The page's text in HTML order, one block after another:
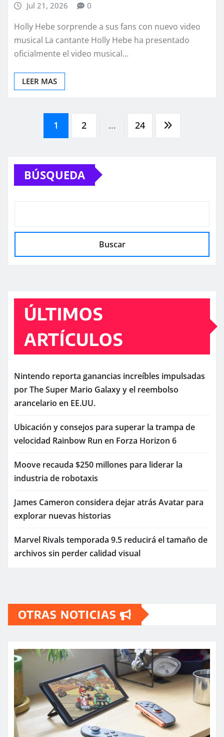
Jul 21, 2026 0
Holly Hebe sorprende a sus fans con nuevo video
musical La cantante Holly Hebe ha presentado
oficialmente el video musical…
LEER MAS
Paginación
de
entradas
1 2 … 24
BÚSQUEDA
Buscar
ÚLTIMOS
ARTÍCULOS
Nintendo reporta ganancias increíbles impulsadas
por The Super Mario Galaxy y el reembolso
arancelario en EE.UU.
Ubicación y consejos para superar la trampa de
velocidad Rainbow Run en Forza Horizon 6
Moove recauda $250 millones para liderar la
industria de robotaxis
James Cameron considera dejar atrás Avatar para
explorar nuevas historias
Marvel Rivals temporada 9.5 reducirá el tamaño de
archivos sin perder calidad visual
OTRAS NOTICIAS